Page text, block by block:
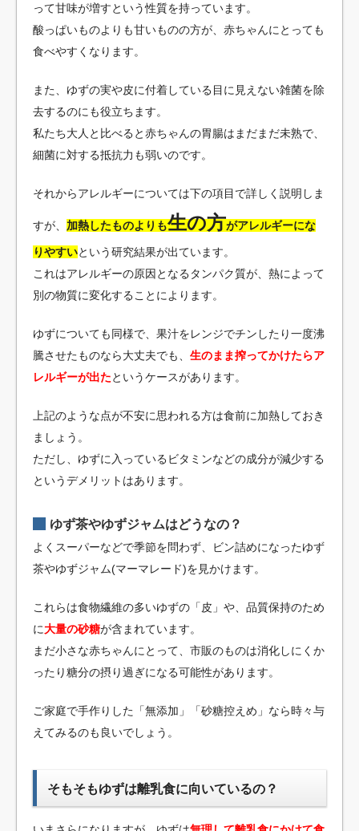
って甘味が増すという性質を持っています。
酸っぱいものよりも甘いものの方が、赤ちゃんにとっても
食べやすくなります。
また、ゆずの実や皮に付着している目に見えない雑菌を除
去するのにも役立ちます。
私たち大人と比べると赤ちゃんの胃腸はまだまだ未熟で、
細菌に対する抵抗力も弱いのです。
それからアレルギーについては下の項目で詳しく説明しま
すが、 加熱したものよりも生の方がアレルギーにな
りやすいという研究結果が出ています。
これはアレルギーの原因となるタンパク質が、熱によって
別の物質に変化することによります。
ゆずについても同様で、果汁をレンジでチンしたり一度沸
騰させたものなら大丈夫でも、 生のまま搾ってかけたらア
レルギーが出たというケースがあります。
上記のような点が不安に思われる方は食前に加熱しておき
ましょう。
ただし、ゆずに入っているビタミンなどの成分が減少する
というデメリットはあります。
ゆず茶やゆずジャムはどうなの？
よくスーパーなどで季節を問わず、ビン詰めになったゆず
茶やゆずジャム(マーマレード)を見かけます。
これらは食物繊維の多いゆずの「皮」や、品質保持のため
に大量の砂糖が含まれています。
まだ小さな赤ちゃんにとって、市販のものは消化しにくか
ったり糖分の摂り過ぎになる可能性があります。
ご家庭で手作りした「無添加」「砂糖控えめ」なら時々与
えてみるのも良いでしょう。
そもそもゆずは離乳食に向いているの？